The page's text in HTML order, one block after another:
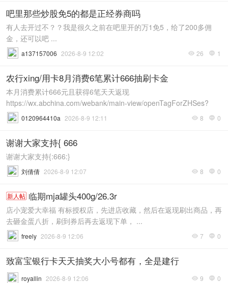
吧里那些炒股免5的都是正经券商吗
有人去开过不？？我是很久之前在吧里开的万1免5，给了200多佣
金，还可以吧 ...
 26  1
a137157006 2026-8-9 12:02
农行xing/用卡8月消费6笔累计666抽刷卡金
本月消费累计666元且获得6笔天天返现
https://wx.abchina.com/webank/main-view/openTagForZHSes?
id=XmOdUb ...
 8  0
0120964410a 2026-8-9 12:11
谢谢大家支持{ 666
谢谢大家支持{:666:}
 8  0
刘倩倩 2026-8-9 12:07
新人帖 临期mja罐头400g/26.3r
店小宠爱大幸福 有标授权店，先进店收藏，然后在返现刷出商品，再
去砸金蛋八折，刷到券后再去返现下单， ...
 7  0
freely 2026-8-9 12:06
致富宝银行卡天天抽奖大小号都有，全是建行
 9  0
royallin 2026-8-9 12:06